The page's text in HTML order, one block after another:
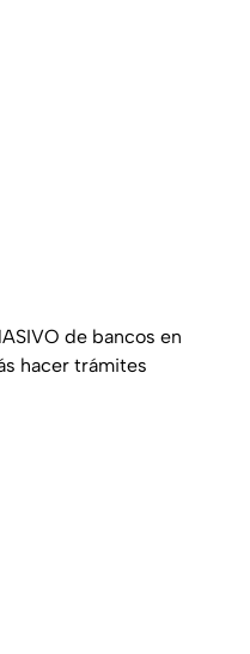
de bancos en
hacer trámites